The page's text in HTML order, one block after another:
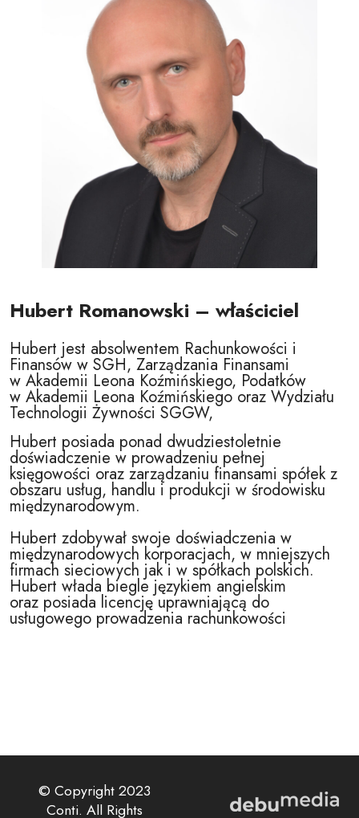
Hubert Romanowski – właściciel
Hubert jest absolwentem Rachunkowości i
Finansów w SGH, Zarządzania Finansami
w Akademii Leona Koźmińskiego, Podatków
w Akademii Leona Koźmińskiego oraz Wydziału
Technologii Żywności SGGW,
Hubert posiada ponad dwudziestoletnie
doświadczenie w prowadzeniu pełnej
księgowości oraz zarządzaniu finansami spółek z
obszaru usług, handlu i produkcji w środowisku
międzynarodowym.
Hubert zdobywał swoje doświadczenia w
międzynarodowych korporacjach, w mniejszych
firmach sieciowych jak i w spółkach polskich.
Hubert włada biegle językiem angielskim
oraz posiada licencję uprawniającą do
usługowego prowadzenia rachunkowości
© Copyright 2023
Conti. All Rights